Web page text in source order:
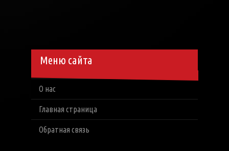
Меню сайта
О нас
Главная страница
Обратная связь